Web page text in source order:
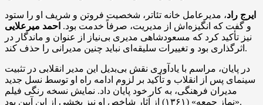
ایرج راد، مدیرعامل خانه تئاتر، شخصیت فروتن و شریف او را ستود
و گفت که انگیزه‌اش از مدیریت، صرفاً خدمت بود. احمد میرعلایی
نیز تأکید کرد که مسعودشاهی مدیری بی‌نیاز از عنوان و ماندگار در
اثرگذاری بود و تغییرات سلیقه‌ای نباید چنین مدیرانی را حذف کند.
در پایان، مراسم با یادآوری نقش بی‌بدیل این مدیر انقلابی در تثبیت
سینمای پس از انقلاب و تأکید بر لزوم ادامه راه او توسط نسل جدید
مدیران فرهنگی، به کار خود پایان داد. نمایش نسخه رنگی فیلم
«نماز جمعه» (۱۳۶۱) از آثار شاخص او نیز بخشی از این آیین بود.